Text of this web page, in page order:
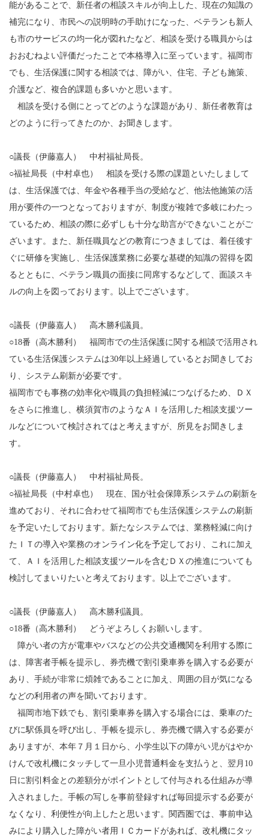
能があることで、新任者の相談スキルが向上した、現在の知識の
補完になり、市民への説明時の手助けになった、ベテランも新人
も市のサービスの均一化が図れたなど、相談を受ける職員からは
おおむねよい評価だったことで本格導入に至っています。福岡市
でも、生活保護に関する相談では、障がい、住宅、子ども施策、
介護など、複合的課題も多いかと思います。
相談を受ける側にとってどのような課題があり、新任者教育は
どのように行ってきたのか、お聞きします。
○議長（伊藤嘉人） 中村福祉局長。
○福祉局長（中村卓也） 相談を受ける際の課題といたしまして
は、生活保護では、年金や各種手当の受給など、他法他施策の活
用が要件の一つとなっておりますが、制度が複雑で多岐にわたっ
ているため、相談の際に必ずしも十分な助言ができないことがご
ざいます。また、新任職員などの教育につきましては、着任後す
ぐに研修を実施し、生活保護業務に必要な基礎的知識の習得を図
るとともに、ベテラン職員の面接に同席するなどして、面談スキ
ルの向上を図っております。以上でございます。
○議長（伊藤嘉人） 高木勝利議員。
○18番（高木勝利） 福岡市での生活保護に関する相談で活用され
ている生活保護システムは30年以上経過しているとお聞きしてお
り、システム刷新が必要です。
福岡市でも事務の効率化や職員の負担軽減につなげるため、ＤＸ
をさらに推進し、横須賀市のようなＡＩを活用した相談支援ツー
ルなどについて検討されてはと考えますが、所見をお聞きしま
す。
○議長（伊藤嘉人） 中村福祉局長。
○福祉局長（中村卓也） 現在、国が社会保障系システムの刷新を
進めており、それに合わせて福岡市でも生活保護システムの刷新
を予定いたしております。新たなシステムでは、業務軽減に向け
たＩＴの導入や業務のオンライン化を予定しており、これに加え
て、ＡＩを活用した相談支援ツールを含むＤＸの推進についても
検討してまいりたいと考えております。以上でございます。
○議長（伊藤嘉人） 高木勝利議員。
○18番（高木勝利） どうぞよろしくお願いします。
障がい者の方が電車やバスなどの公共交通機関を利用する際に
は、障害者手帳を提示し、券売機で割引乗車券を購入する必要が
あり、手続が非常に煩雑であることに加え、周囲の目が気になる
などの利用者の声を聞いております。
福岡市地下鉄でも、割引乗車券を購入する場合には、乗車のた
びに駅係員を呼び出し、手帳を提示し、券売機で購入する必要が
ありますが、本年７月１日から、小学生以下の障がい児がはやか
けんで改札機にタッチして一旦小児普通料金を支払うと、翌月10
日に割引料金との差額分がポイントとして付与される仕組みが導
入されました。手帳の写しを事前登録すれば毎回提示する必要が
なくなり、利便性が向上したと思います。関西圏では、事前申込
みにより購入した障がい者用ＩＣカードがあれば、改札機にタッ